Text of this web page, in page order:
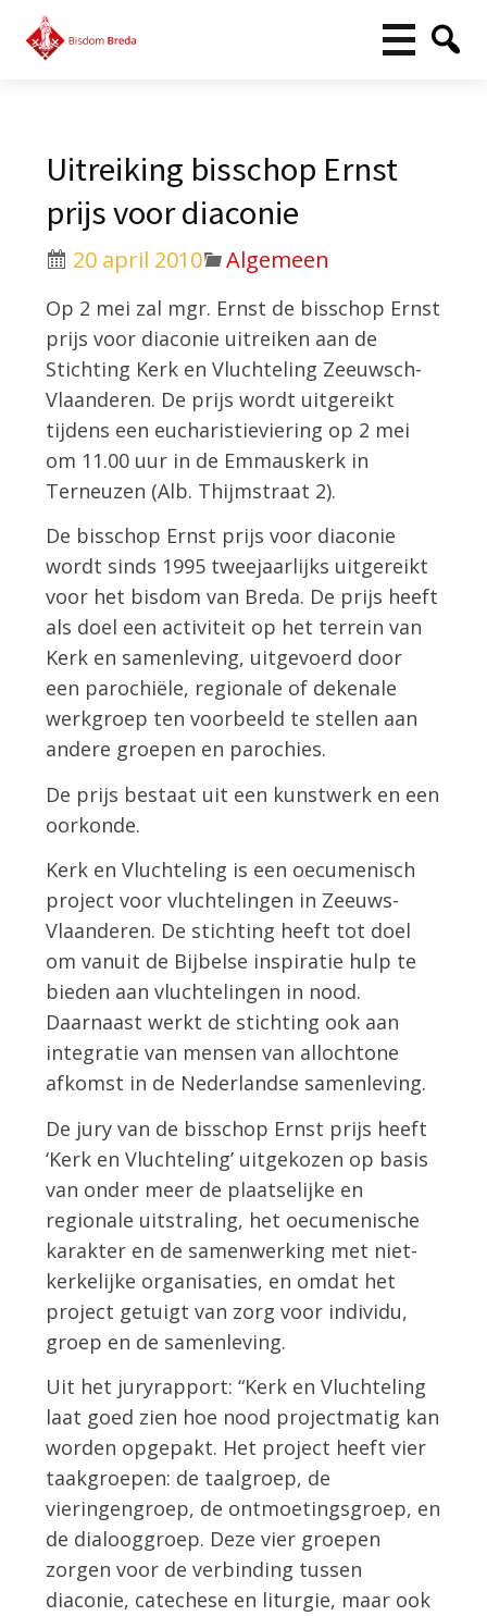
Uitreiking bisschop Ernst
prijs voor diaconie
20 april 2010 Algemeen
Op 2 mei zal mgr. Ernst de bisschop Ernst
prijs voor diaconie uitreiken aan de
Stichting Kerk en Vluchteling Zeeuwsch-
Vlaanderen. De prijs wordt uitgereikt
tijdens een eucharistieviering op 2 mei
om 11.00 uur in de Emmauskerk in
Terneuzen (Alb. Thijmstraat 2).
De bisschop Ernst prijs voor diaconie
wordt sinds 1995 tweejaarlijks uitgereikt
voor het bisdom van Breda. De prijs heeft
als doel een activiteit op het terrein van
Kerk en samenleving, uitgevoerd door
een parochiële, regionale of dekenale
werkgroep ten voorbeeld te stellen aan
andere groepen en parochies.
De prijs bestaat uit een kunstwerk en een
oorkonde.
Kerk en Vluchteling is een oecumenisch
project voor vluchtelingen in Zeeuws-
Vlaanderen. De stichting heeft tot doel
om vanuit de Bijbelse inspiratie hulp te
bieden aan vluchtelingen in nood.
Daarnaast werkt de stichting ook aan
integratie van mensen van allochtone
afkomst in de Nederlandse samenleving.
De jury van de bisschop Ernst prijs heeft
‘Kerk en Vluchteling’ uitgekozen op basis
van onder meer de plaatselijke en
regionale uitstraling, het oecumenische
karakter en de samenwerking met niet-
kerkelijke organisaties, en omdat het
project getuigt van zorg voor individu,
groep en de samenleving.
Uit het juryrapport: “Kerk en Vluchteling
laat goed zien hoe nood projectmatig kan
worden opgepakt. Het project heeft vier
taakgroepen: de taalgroep, de
vieringengroep, de ontmoetingsgroep, en
de dialooggroep. Deze vier groepen
zorgen voor de verbinding tussen
diaconie, catechese en liturgie, maar ook